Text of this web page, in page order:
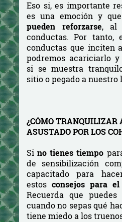
Eso si, es importante
es una emoción y que
pueden reforzarse, al
conductas. Por tanto,
conductas que inciten
podremos acariciarlo
si se muestra
sitio o pegado a nuestro
¿CÓMO TRANQUILIZAR
ASUSTADO POR LOS
Sino tienes tiempo
de sensibilización
capacitado para
estos consejos para
Recuerda que
cuando no sepas qué
tiene miedo a los